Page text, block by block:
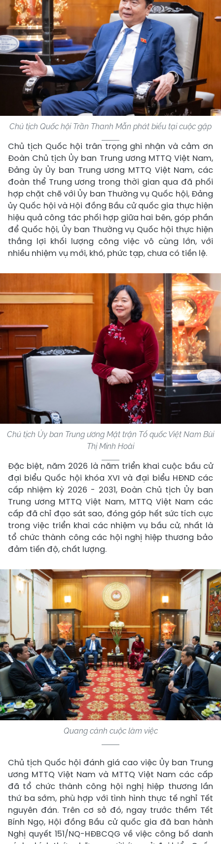
Chủ tịch Quốc hội Trần Thanh Mẫn phát biểu tại cuộc gặp
Chủ tịch Quốc hội trân trọng ghi nhận và cảm ơn
Đoàn Chủ tịch Ủy ban Trung ương MTTQ Việt Nam,
Đảng ủy Ủy ban Trung ương MTTQ Việt Nam, các
đoàn thể Trung ương trong thời gian qua đã phối
hợp chặt chẽ với Ủy ban Thường vụ Quốc hội, Đảng
ủy Quốc hội và Hội đồng Bầu cử quốc gia thực hiện
hiệu quả công tác phối hợp giữa hai bên, góp phần
để Quốc hội, Ủy ban Thường vụ Quốc hội thực hiện
thắng lợi khối lượng công việc vô cùng lớn, với
nhiều nhiệm vụ mới, khó, phức tạp, chưa có tiền lệ.
Chủ tịch Ủy ban Trung ương Mặt trận Tổ quốc Việt Nam Bùi
Thị Minh Hoài
Đặc biệt, năm 2026 là năm triển khai cuộc bầu cử
đại biểu Quốc hội khóa XVI và đại biểu HĐND các
cấp nhiệm kỳ 2026 - 2031, Đoàn Chủ tịch Ủy ban
Trung ương MTTQ Việt Nam, MTTQ Việt Nam các
cấp đã chỉ đạo sát sao, đóng góp hết sức tích cực
trong việc triển khai các nhiệm vụ bầu cử, nhất là
tổ chức thành công các hội nghị hiệp thương bảo
đảm tiến độ, chất lượng.
Quang cảnh cuộc làm việc
Chủ tịch Quốc hội đánh giá cao việc Ủy ban Trung
ương MTTQ Việt Nam và MTTQ Việt Nam các cấp
đã tổ chức thành công hội nghị hiệp thương lần
thứ ba sớm, phù hợp với tình hình thực tế nghỉ Tết
nguyên đán. Trên cơ sở đó, ngay trước thềm Tết
Bính Ngọ, Hội đồng Bầu cử quốc gia đã ban hành
Nghị quyết 151/NQ-HĐBCQG về việc công bố danh